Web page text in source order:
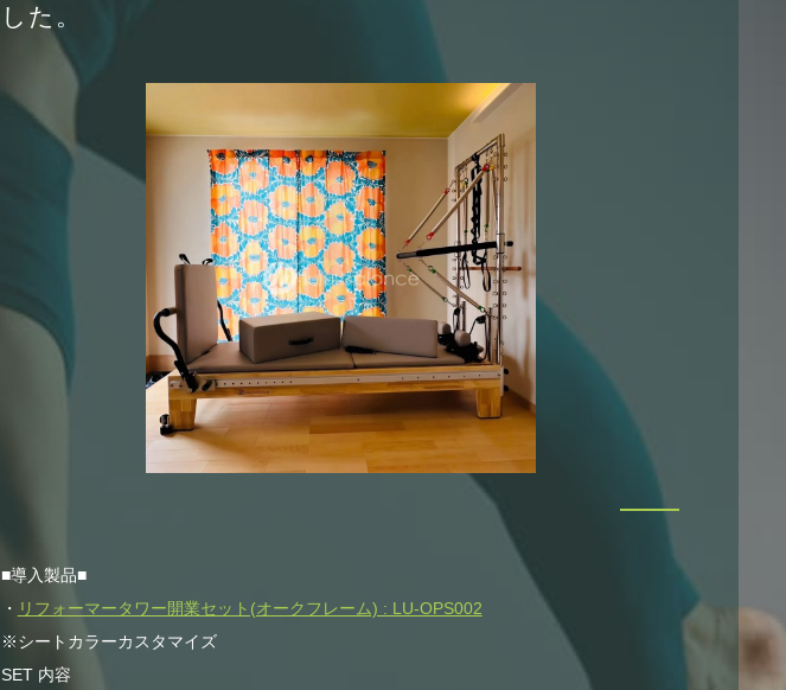
した。
■導入製品■
・ リフォーマータワー開業セット(オークフレーム) : LU-OPS002
※シートカラーカスタマイズ
SET 内容